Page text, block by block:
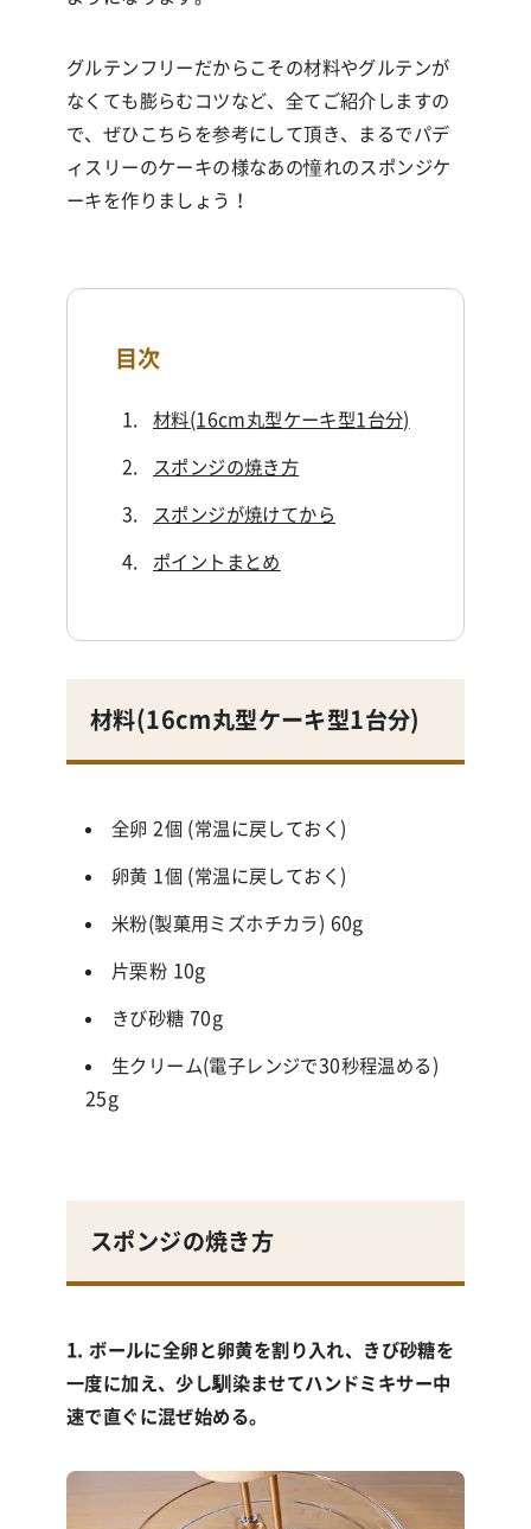
グルテンフリーだからこその材料やグルテンが
なくても膨らむコツなど、全てご紹介しますの
で、ぜひこちらを参考にして頂き、まるでパデ
ィスリーのケーキの様なあの憧れのスポンジケ
ーキを作りましょう！
目次
材料(16cm丸型ケーキ型1 台分)
スポンジの焼き方
スポンジが焼けてから
ポイントまとめ
材料(16cm丸型ケーキ型1 台分)
全卵 2個 (常温に戻しておく)
卵黄 1個 (常温に戻しておく)
米粉(製菓用ミズホチカラ) 60g
片栗粉 10g
きび砂糖 70g
生クリーム(電子レンジで30秒程温める)
25g
スポンジの焼き方
1. ボールに全卵と卵黄を割り入れ、きび砂糖を
一度に加え、少し馴染ませてハンドミキサー中
速で直ぐに混ぜ始める。